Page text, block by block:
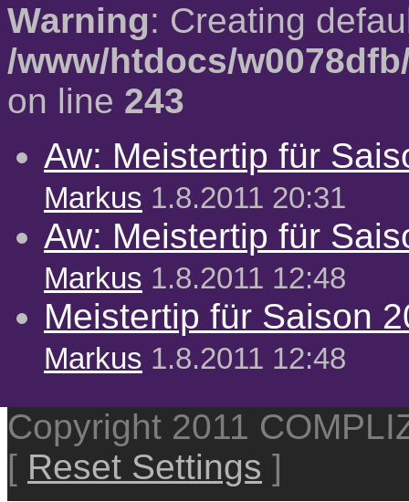
Warning: Creating
/www/htdocs/
on line 243
Aw: Meistertip für
Markus 1.8.2011 20:31
Aw: Meistertip für
Markus 1.8.2011 12:48
Meistertip für Saison
Markus 1.8.2011 12:48
Copyright 2011
[ Reset Settings ]